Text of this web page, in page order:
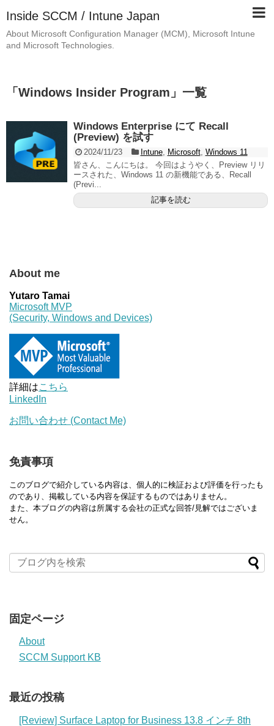
Inside SCCM / Intune Japan
About Microsoft Configuration Manager (MCM), Microsoft Intune
and Microsoft Technologies.
「 Windows Insider Program 」 一覧
Windows Enterprise にて Recall
(Preview) を試す
2024/11/23 Intune, Microsoft, Windows 11
皆さん、こんにちは。 今回はようやく、Preview リリ
ースされた、Windows 11 の新機能である、Recall
(Previ...
記事を読む
About me
Yutaro Tamai
Microsoft MVP
(Security, Windows and Devices)
詳細はこちら
LinkedIn
お問い合わせ (Contact Me)
免責事項
このブログで紹介している内容は、個人的に検証および評価を行ったも
のであり、掲載している内容を保証するものではありません。
また、本ブログの内容は所属する会社の正式な回答/見解ではございま
せん。
固定ページ
About
SCCM Support KB
最近の投稿
[Review] Surface Laptop for Business 13.8 インチ 8th